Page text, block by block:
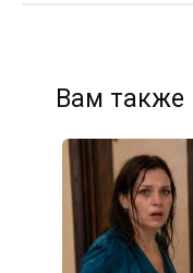
Вам также